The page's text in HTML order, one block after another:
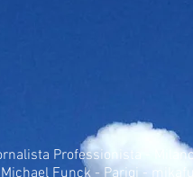
Professionista -
Funck - Parigi -